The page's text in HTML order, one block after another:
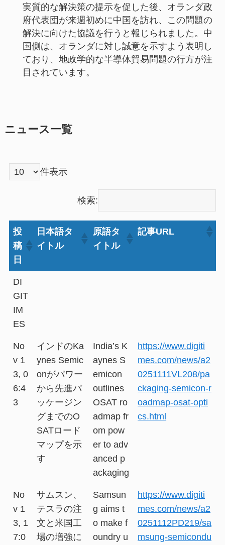
実質的な解決策の提示を促した後、オランダ政
府代表団が来週初めに中国を訪れ、この問題の
解決に向けた協議を行うと報じられました。中
国側は、オランダに対し誠意を示すよう表明し
ており、地政学的な半導体貿易問題の行方が注
目されています。
ニュース一覧
件表示
検索:
投
稿
日
日本語タ
イトル
原語タ
イトル
記事URL
DI
GIT
IM
ES
No
v 1
3, 0
6:4
3
インドのKa
ynes Semic
onがパワー
から先進パ
ッケージン
グまでのO
SATロード
マップを示
す
India’s K
aynes S
emicon
outlines
OSAT ro
admap fr
om pow
er to adv
anced p
ackaging
https://www.digiti
mes.com/news/a2
0251111VL208/pa
ckaging-semicon-r
oadmap-osat-opti
cs.html
No
v 1
3, 1
7:0
サムスン、
テスラの注
文と米国工
場の増強に
Samsun
g aims t
o make f
oundry u
https://www.digiti
mes.com/news/a2
0251112PD219/sa
msung-semicondu